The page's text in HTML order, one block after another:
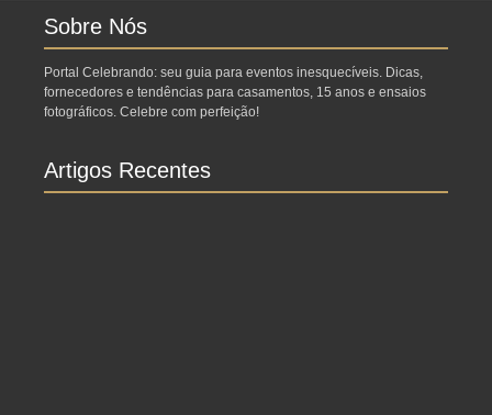
Sobre Nós
Portal Celebrando: seu guia para eventos inesquecíveis. Dicas,
fornecedores e tendências para casamentos, 15 anos e ensaios
fotográficos. Celebre com perfeição!
Artigos Recentes